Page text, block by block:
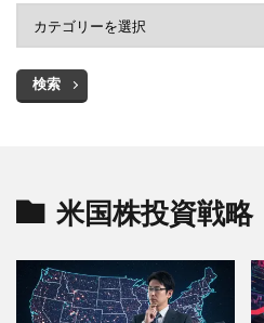
検索
米国株投資戦略